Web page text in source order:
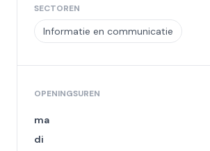
SECTOREN
Informatie en communicatie
OPENINGSUREN
ma
di